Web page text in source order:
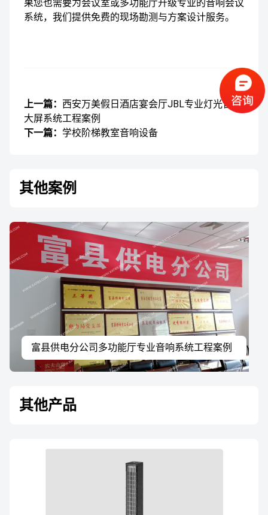
果您也需要为会议室或多功能厅升级专业的音响会议
系统，我们提供免费的现场勘测与方案设计服务。
上一篇： 西安万美假日酒店宴会厅JBL专业灯光音响
大屏系统工程案例
下一篇： 学校阶梯教室音响设备
其他案例
富县供电分公司多功能厅专业音响系统工程案例
其他产品